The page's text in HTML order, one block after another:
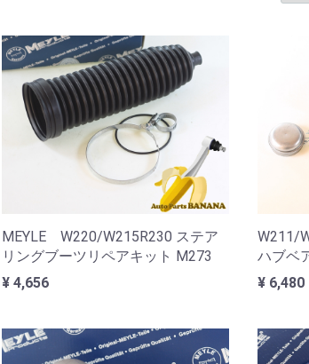
MEYLE W220/W215R230 ステア
リングブーツリペアキット M273
¥ 4,656
W211/
ハブベ
¥ 6,480